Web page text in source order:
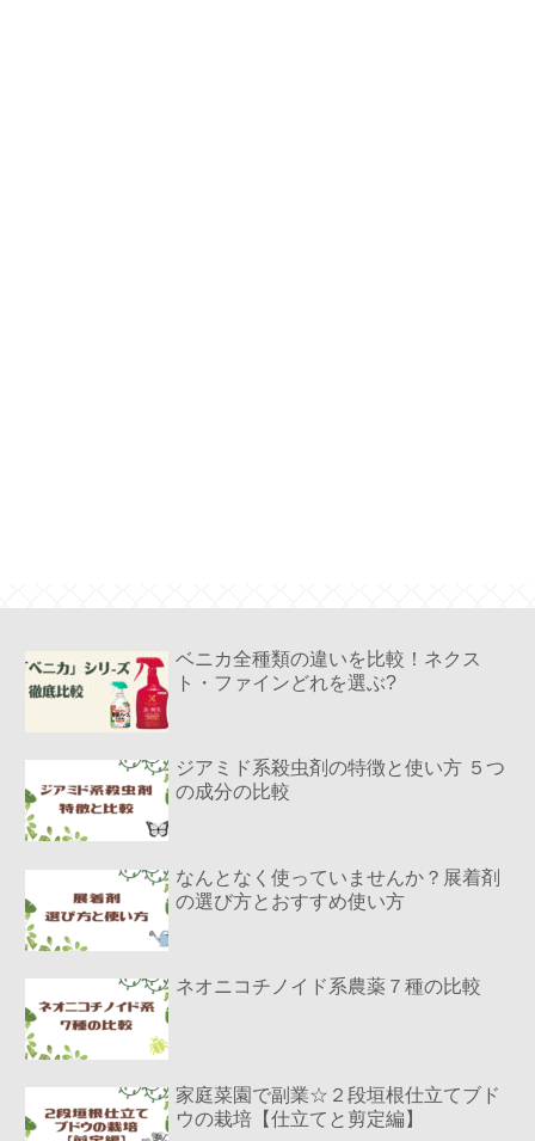
ベニカ全種類の違いを比較！ネクス
ト・ファインどれを選ぶ?
ジアミド系殺虫剤の特徴と使い方 ５つ
の成分の比較
なんとなく使っていませんか？展着剤
の選び方とおすすめ使い方
ネオニコチノイド系農薬７種の比較
家庭菜園で副業☆２段垣根仕立てブド
ウの栽培【仕立てと剪定編】